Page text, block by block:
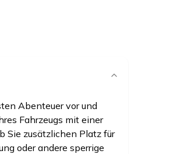
Abenteuer vor und
Fahrzeugs mit einer
Sie zusätzlichen Platz für
oder andere sperrige